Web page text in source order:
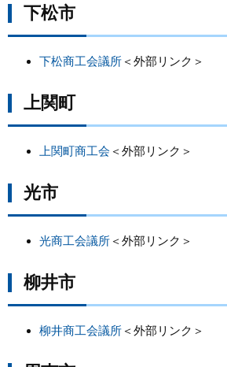
下松市
下松商工会議所 ＜外部リンク＞
上関町
上関町商工会 ＜外部リンク＞
光市
光商工会議所 ＜外部リンク＞
柳井市
柳井商工会議所 ＜外部リンク＞